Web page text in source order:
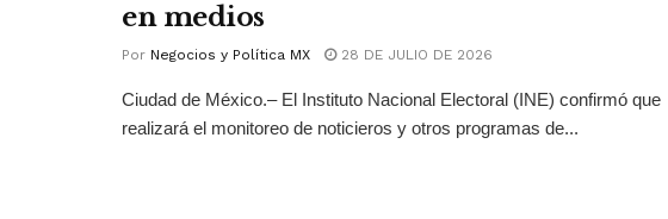
en medios
Por Negocios y Política MX 28 DE JULIO DE 2026
Ciudad de México.– El Instituto Nacional Electoral (INE) confirmó que
realizará el monitoreo de noticieros y otros programas de...